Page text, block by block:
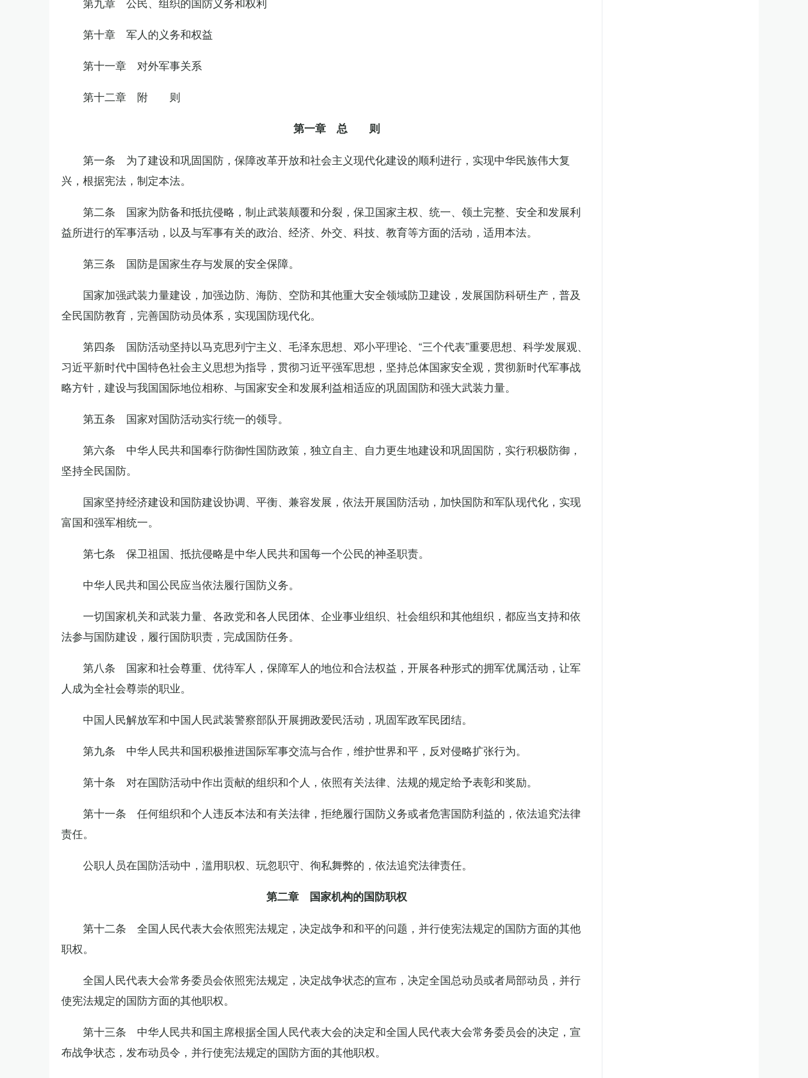
第十章 军人的义务和权益
第十一章 对外军事关系
第十二章 附 则
第一章 总 则
第一条 为了建设和巩固国防，保障改革开放和社会主义现代化建设的顺利进行，实现中华民族伟大复
兴，根据宪法，制定本法。
第二条 国家为防备和抵抗侵略，制止武装颠覆和分裂，保卫国家主权、统一、领土完整、安全和发展利
益所进行的军事活动，以及与军事有关的政治、经济、外交、科技、教育等方面的活动，适用本法。
第三条 国防是国家生存与发展的安全保障。
国家加强武装力量建设，加强边防、海防、空防和其他重大安全领域防卫建设，发展国防科研生产，普及
全民国防教育，完善国防动员体系，实现国防现代化。
第四条 国防活动坚持以马克思列宁主义、毛泽东思想、邓小平理论、“三个代表”重要思想、科学发展观、
习近平新时代中国特色社会主义思想为指导，贯彻习近平强军思想，坚持总体国家安全观，贯彻新时代军事战
略方针，建设与我国国际地位相称、与国家安全和发展利益相适应的巩固国防和强大武装力量。
第五条 国家对国防活动实行统一的领导。
第六条 中华人民共和国奉行防御性国防政策，独立自主、自力更生地建设和巩固国防，实行积极防御，
坚持全民国防。
国家坚持经济建设和国防建设协调、平衡、兼容发展，依法开展国防活动，加快国防和军队现代化，实现
富国和强军相统一。
第七条 保卫祖国、抵抗侵略是中华人民共和国每一个公民的神圣职责。
中华人民共和国公民应当依法履行国防义务。
一切国家机关和武装力量、各政党和各人民团体、企业事业组织、社会组织和其他组织，都应当支持和依
法参与国防建设，履行国防职责，完成国防任务。
第八条 国家和社会尊重、优待军人，保障军人的地位和合法权益，开展各种形式的拥军优属活动，让军
人成为全社会尊崇的职业。
中国人民解放军和中国人民武装警察部队开展拥政爱民活动，巩固军政军民团结。
第九条 中华人民共和国积极推进国际军事交流与合作，维护世界和平，反对侵略扩张行为。
第十条 对在国防活动中作出贡献的组织和个人，依照有关法律、法规的规定给予表彰和奖励。
第十一条 任何组织和个人违反本法和有关法律，拒绝履行国防义务或者危害国防利益的，依法追究法律
责任。
公职人员在国防活动中，滥用职权、玩忽职守、徇私舞弊的，依法追究法律责任。
第二章 国家机构的国防职权
第十二条 全国人民代表大会依照宪法规定，决定战争和和平的问题，并行使宪法规定的国防方面的其他
职权。
全国人民代表大会常务委员会依照宪法规定，决定战争状态的宣布，决定全国总动员或者局部动员，并行
使宪法规定的国防方面的其他职权。
第十三条 中华人民共和国主席根据全国人民代表大会的决定和全国人民代表大会常务委员会的决定，宣
布战争状态，发布动员令，并行使宪法规定的国防方面的其他职权。